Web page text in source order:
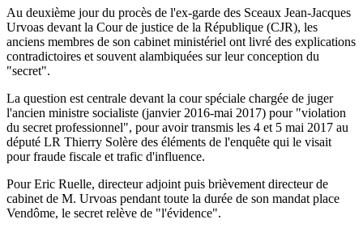
Au deuxième jour du procès de l'ex-garde des Sceaux Jean-Jacques
Urvoas devant la Cour de justice de la République (CJR), les
anciens membres de son cabinet ministériel ont livré des explications
contradictoires et souvent alambiquées sur leur conception du
"secret".
La question est centrale devant la cour spéciale chargée de juger
l'ancien ministre socialiste (janvier 2016-mai 2017) pour "violation
du secret professionnel", pour avoir transmis les 4 et 5 mai 2017 au
député LR Thierry Solère des éléments de l'enquête qui le visait
pour fraude fiscale et trafic d'influence.
Pour Eric Ruelle, directeur adjoint puis brièvement directeur de
cabinet de M. Urvoas pendant toute la durée de son mandat place
Vendôme, le secret relève de "l'évidence".